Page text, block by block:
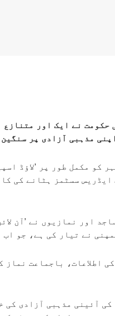
نے ایک اور
مذہبی آزادی پر
کو مکمل طور پر ’لاؤڈ
سسٹمز ہٹانے کی
اور نمازیوں نے ’آن
نے تیار کی ہے، جو
اطلاعات، باجماعت
آئینی مذہبی آزادی کی